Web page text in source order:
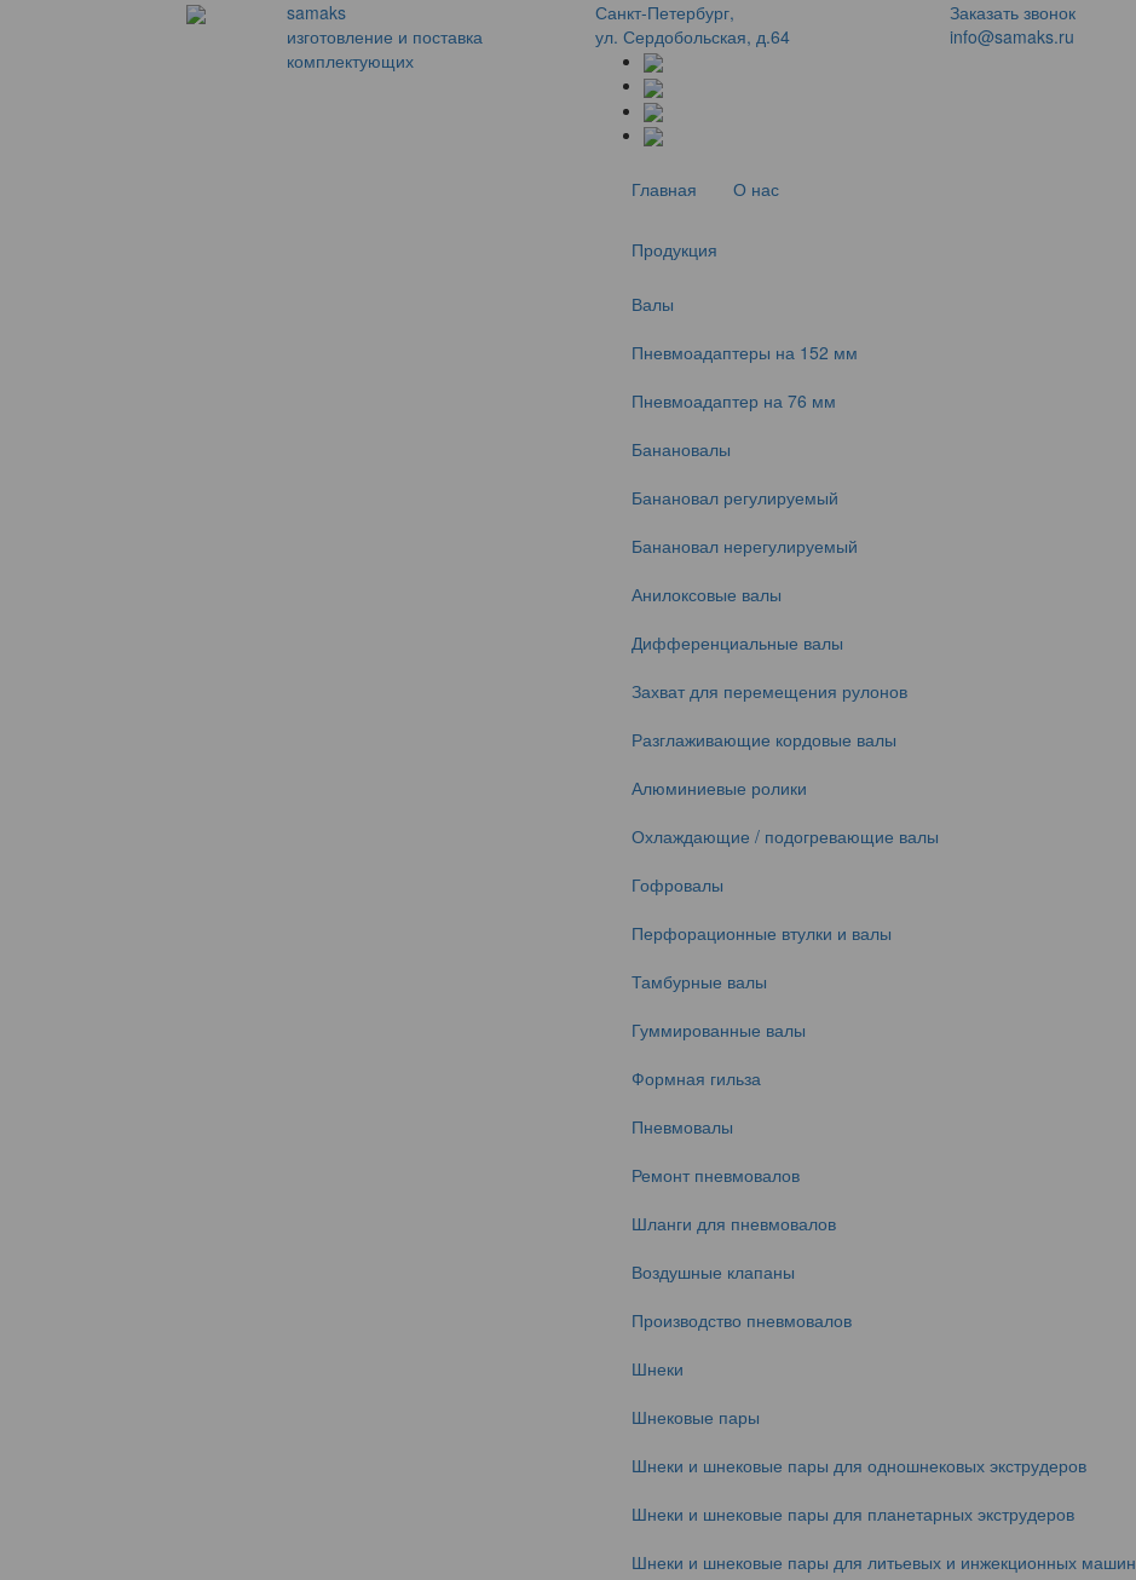
samaks
изготовление и поставка
комплектующих
Санкт-Петербург,
ул. Сердобольская, д.64
Заказать звонок
info@samaks.ru
Главная О нас
Продукция
Валы
Пневмоадаптеры на 152 мм
Пневмоадаптер на 76 мм
Банановалы
Банановал регулируемый
Банановал нерегулируемый
Анилоксовые валы
Дифференциальные валы
Захват для перемещения рулонов
Разглаживающие кордовые валы
Алюминиевые ролики
Охлаждающие / подогревающие валы
Гофровалы
Перфорационные втулки и валы
Тамбурные валы
Гуммированные валы
Формная гильза
Пневмовалы
Ремонт пневмовалов
Шланги для пневмовалов
Воздушные клапаны
Производство пневмовалов
Шнеки
Шнековые пары
Шнеки и шнековые пары для одношнековых экструдеров
Шнеки и шнековые пары для планетарных экструдеров
Шнеки и шнековые пары для литьевых и инжекционных машин